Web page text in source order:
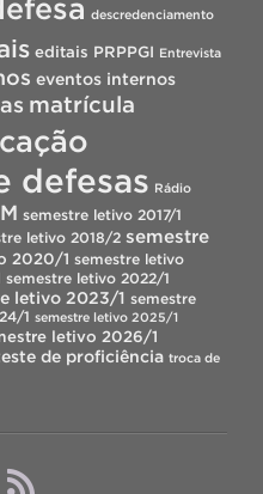
descredenciamento
editais PRPPGI Entrevista
eventos internos
matrícula
defesas Rádio
semestre letivo 2017/1
letivo 2018/2 semestre
2020/1 semestre letivo
semestre letivo 2022/1
letivo 2023/1 semestre
1 semestre letivo 2025/1
letivo 2026/1
de proficiência troca de